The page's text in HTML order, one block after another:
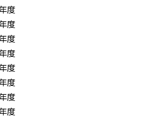
度
度
度
度
度
度
度
度